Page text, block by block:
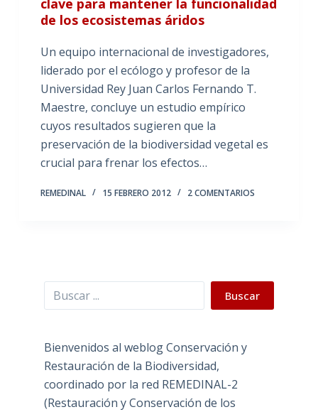
clave para mantener la funcionalidad
de los ecosistemas áridos
Un equipo internacional de investigadores,
liderado por el ecólogo y profesor de la
Universidad Rey Juan Carlos Fernando T.
Maestre, concluye un estudio empírico
cuyos resultados sugieren que la
preservación de la biodiversidad vegetal es
crucial para frenar los efectos…
REMEDINAL 15 FEBRERO 2012 2 COMENTARIOS
Buscar Buscar
Bienvenidos al weblog Conservación y
Restauración de la Biodiversidad,
coordinado por la red REMEDINAL-2
(Restauración y Conservación de los